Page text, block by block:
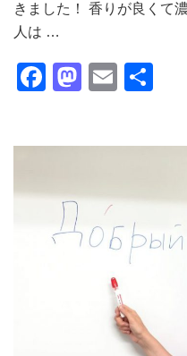
きました！ 香りが良くて
人は …
Facebook
Email